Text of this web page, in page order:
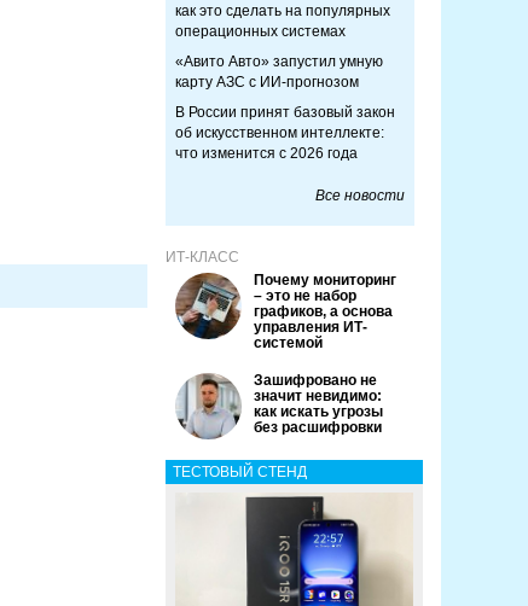
как это сделать на популярных
операционных системах
«Авито Авто» запустил умную
карту АЗС с ИИ-прогнозом
В России принят базовый закон
об искусственном интеллекте:
что изменится с 2026 года
Все новости
ИТ-КЛАСС
Почему мониторинг
– это не набор
графиков, а основа
управления ИТ-
системой
Зашифровано не
значит невидимо:
как искать угрозы
без расшифровки
ТЕСТОВЫЙ СТЕНД